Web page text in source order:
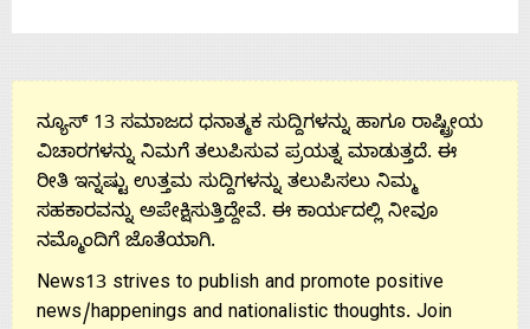
ನ್ಯೂಸ್ 13 ಸಮಾಜದ ಧನಾತ್ಮಕ ಸುದ್ದಿಗಳನ್ನು ಹಾಗೂ ರಾಷ್ಟ್ರೀಯ
ವಿಚಾರಗಳನ್ನು ನಿಮಗೆ ತಲುಪಿಸುವ ಪ್ರಯತ್ನ ಮಾಡುತ್ತದೆ. ಈ
ರೀತಿ ಇನ್ನಷ್ಟು ಉತ್ತಮ ಸುದ್ದಿಗಳನ್ನು ತಲುಪಿಸಲು ನಿಮ್ಮ
ಸಹಕಾರವನ್ನು ಅಪೇಕ್ಷಿಸುತ್ತಿದ್ದೇವೆ. ಈ ಕಾರ್ಯದಲ್ಲಿ ನೀವೂ
ನಮ್ಮೊಂದಿಗೆ ಜೊತೆಯಾಗಿ.
News13 strives to publish and promote positive
news/happenings and nationalistic thoughts. Join